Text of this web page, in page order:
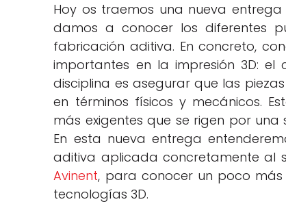
Hoy os traemos una nueva entrega
damos a conocer los diferentes
fabricación aditiva. En concreto,
importantes en la impresión 3D:
disciplina es asegurar que las
en términos físicos y mecánicos.
más exigentes que se rigen por
En esta nueva entrega
aditiva aplicada concretamente al
Avinent, para conocer un poco
tecnologías 3D.